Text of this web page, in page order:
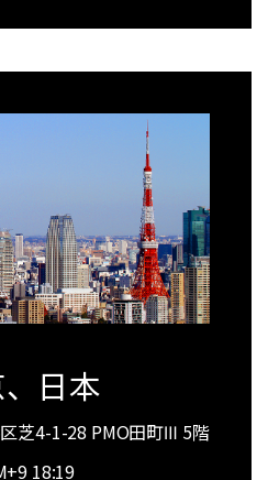
日本
芝4-1-28 PMO田町Ⅲ 5階
18:19